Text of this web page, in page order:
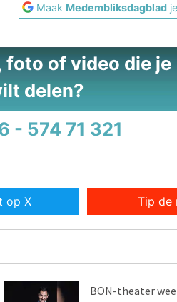
Maak Medembliksdagblad
foto of video die je
delen?
- 574 71 321
op X Tip de
BON-theater